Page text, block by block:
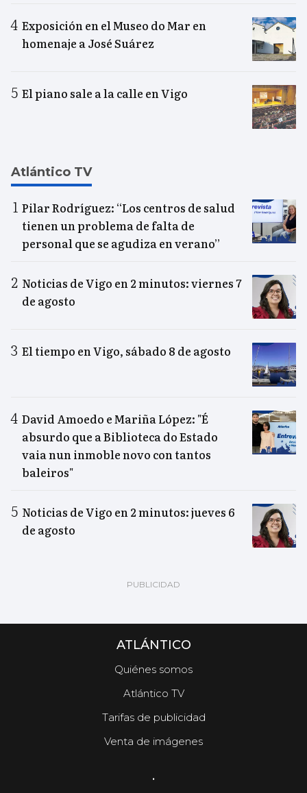
Exposición en el Museo do Mar en
homenaje a José Suárez
El piano sale a la calle en Vigo
Atlántico TV
Pilar Rodríguez: “Los centros de salud
tienen un problema de falta de
personal que se agudiza en verano”
Noticias de Vigo en 2 minutos: viernes 7
de agosto
El tiempo en Vigo, sábado 8 de agosto
David Amoedo e Mariña López: "É
absurdo que a Biblioteca do Estado
vaia nun inmoble novo con tantos
baleiros"
Noticias de Vigo en 2 minutos: jueves 6
de agosto
ATLÁNTICO
Quiénes somos
Atlántico TV
Tarifas de publicidad
Venta de imágenes
.